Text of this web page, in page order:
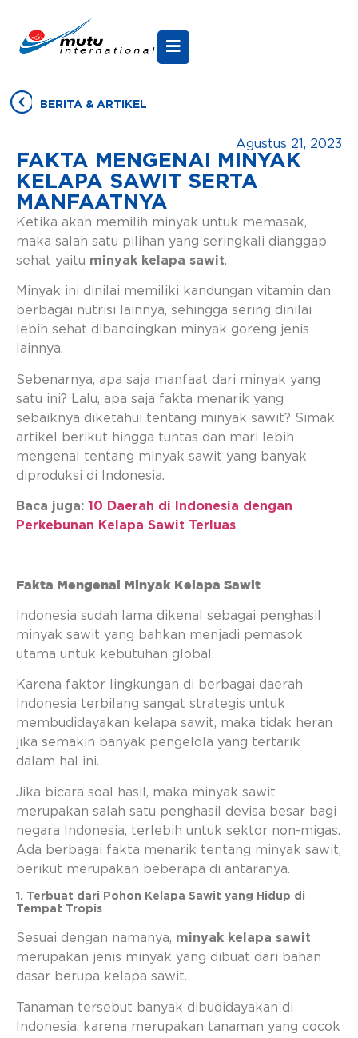
BERITA & ARTIKEL
Agustus 21, 2023
FAKTA MENGENAI MINYAK
KELAPA SAWIT SERTA
MANFAATNYA
Ketika akan memilih minyak untuk memasak,
maka salah satu pilihan yang seringkali dianggap
sehat yaitu minyak kelapa sawit.
Minyak ini dinilai memiliki kandungan vitamin dan
berbagai nutrisi lainnya, sehingga sering dinilai
lebih sehat dibandingkan minyak goreng jenis
lainnya.
Sebenarnya, apa saja manfaat dari minyak yang
satu ini? Lalu, apa saja fakta menarik yang
sebaiknya diketahui tentang minyak sawit? Simak
artikel berikut hingga tuntas dan mari lebih
mengenal tentang minyak sawit yang banyak
diproduksi di Indonesia.
Baca juga: 10 Daerah di Indonesia dengan
Perkebunan Kelapa Sawit Terluas
Fakta Mengenai Minyak Kelapa Sawit
Indonesia sudah lama dikenal sebagai penghasil
minyak sawit yang bahkan menjadi pemasok
utama untuk kebutuhan global.
Karena faktor lingkungan di berbagai daerah
Indonesia terbilang sangat strategis untuk
membudidayakan kelapa sawit, maka tidak heran
jika semakin banyak pengelola yang tertarik
dalam hal ini.
Jika bicara soal hasil, maka minyak sawit
merupakan salah satu penghasil devisa besar bagi
negara Indonesia, terlebih untuk sektor non-migas.
Ada berbagai fakta menarik tentang minyak sawit,
berikut merupakan beberapa di antaranya.
1. Terbuat dari Pohon Kelapa Sawit yang Hidup di
Tempat Tropis
Sesuai dengan namanya, minyak kelapa sawit
merupakan jenis minyak yang dibuat dari bahan
dasar berupa kelapa sawit.
Tanaman tersebut banyak dibudidayakan di
Indonesia, karena merupakan tanaman yang cocok